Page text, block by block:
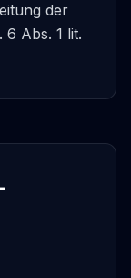
der
Abs. 1 lit.